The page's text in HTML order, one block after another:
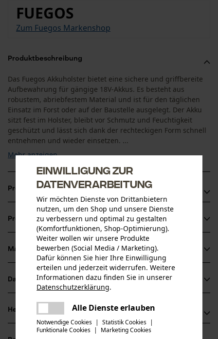
FUEGOS
Zum Fuegos Markenshop
Produktbeschreibung
Das Fuegos Akkuholster bietet eine sichere und griffbereite
Aufbewahrung für gängige 18V-Akkus. Es besteht aus
robustem, abriebfestem Material und ist für den täglichen
Einsatz im Forst oder auf der Baustelle ausgelegt. Der Akku
sitzt fest im Holster, bleibt vor Schmutz und Feuchtigkeit
geschützt und lässt sich dank der rechteckigen Form schnell
entnehmen und wieder einsetzen. ...
Mehr anzeigen
Produktvorteile
Sicherer Halt ohne Herausrutschen
Einfaches Handling, auch mit Handschuhen
Verhindert Bewegungs- und Abriebspuren am Akku
Produktinformationen
Produktdetails
Aktivitätstyp
Aufbewahren, Transportieren
Altersgruppe
Erwachsener
Material & Pflege
Material
Hauptmaterial
Kunstleder
Datenblätter
Herstellerdatenblatt (PDF)
Herstellerinformationen
Fuego Sport
Einwilligung zur
Datenverarbeitung
Wir möchten Dienste von Drittanbietern
nutzen, um den Shop und unsere Dienste
zu verbessern und optimal zu gestalten
(Komfortfunktionen, Shop-Optimierung).
Weiter wollen wir unsere Produkte
bewerben (Social Media / Marketing).
Dafür können Sie hier Ihre Einwilligung
erteilen und jederzeit widerrufen. Weitere
Informationen dazu finden Sie in unserer
Datenschutzerklärung.
Alle Dienste erlauben
Notwendige Cookies | Statistik Cookies |
Funktionale Cookies | Marketing Cookies
Es ist ein Fehler aufgetreten. Bitte
versuchen Sie es erneut.
mail